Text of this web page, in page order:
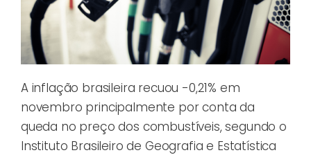
A inflação brasileira recuou -0,21% em
novembro principalmente por conta da
queda no preço dos combustíveis, segundo o
Instituto Brasileiro de Geografia e Estatística